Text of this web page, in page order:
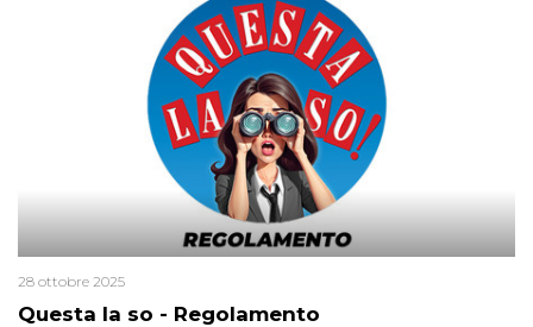
2015 un’altra donna confessa lo stesso delitto, poi ritratta. Due
colpevoli per un solo omicidio: errore giudiziario o giustizia
Questa la so - Regolamento
28 ottobre 2025